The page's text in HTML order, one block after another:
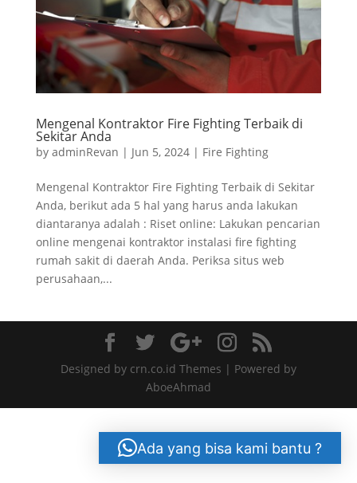
Mengenal Kontraktor Fire Fighting Terbaik di
Sekitar Anda
by adminRevan | Jun 5, 2024| Fire Fighting
Mengenal Kontraktor Fire Fighting Terbaik di Sekitar
Anda, berikut ada 5 hal yang harus anda lakukan
diantaranya adalah : Riset online: Lakukan pencarian
online mengenai kontraktor instalasi fire fighting
rumah sakit di daerah Anda. Periksa situs web
perusahaan,...
Designed by crn.co.id Themes | Powered by
AboeAhmad
Ada yang bisa kami bantu ?